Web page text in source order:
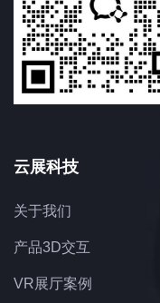
云展科技
关于我们
产品3D交互
VR展厅案例